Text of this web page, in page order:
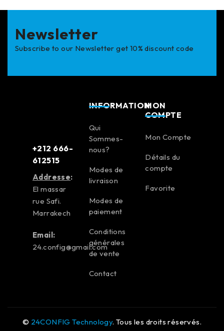
Newsletter
Subscribe to our Newsletter get 10% discount code
+212 666-
612515
Addresse:
El massar
rue Safi.
Marrakech
Email:
24.config@gmail.com
INFORMATION
Qui
Sommes-
nous?
Modes de
livraison
Modes de
paiement
Conditions
générales
de vente
Contact
MON
COMPTE
Mon Compte
Détails du
compte
Favorite
© 24CONFIG Technology. Tous les droits réservés.